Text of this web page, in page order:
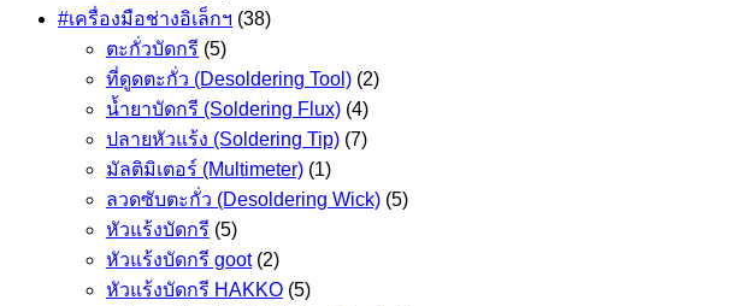
#เครื่องมือช่างอิเล็กฯ (38)
ตะกั่วบัดกรี (5)
ที่ดูดตะกั่ว (Desoldering Tool) (2)
น้ำยาบัดกรี (Soldering Flux) (4)
ปลายหัวแร้ง (Soldering Tip) (7)
มัลติมิเตอร์ (Multimeter) (1)
ลวดซับตะกั่ว (Desoldering Wick) (5)
หัวแร้งบัดกรี (5)
หัวแร้งบัดกรี goot (2)
หัวแร้งบัดกรี HAKKO (5)